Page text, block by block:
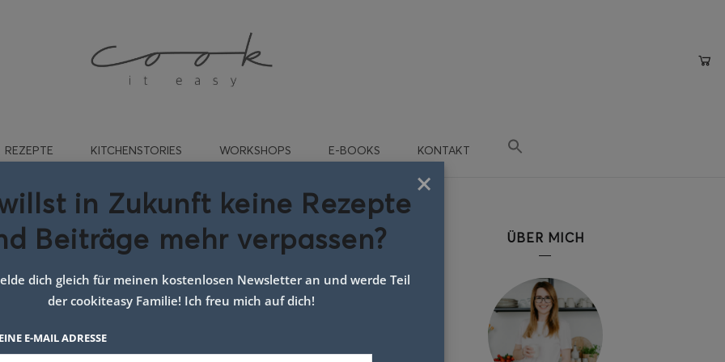
REZEPTE KITCHENSTORIES WORKSHOPS E-BOOKS KONTAKT
osterfrühstück ÜBER MICH
×
in Zukunft keine Rezepte
Beiträge mehr verpassen?
dich gleich für meinen kostenlosen Newsletter an und werde Teil
der cookiteasy Familie! Ich freu mich auf dich!
E-MAIL ADRESSE